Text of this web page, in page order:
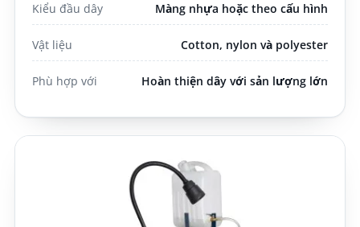
Kiểu đầu dây Màng nhựa hoặc theo cấu hình
Vật liệu Cotton, nylon và polyester
Phù hợp với Hoàn thiện dây với sản lượng lớn